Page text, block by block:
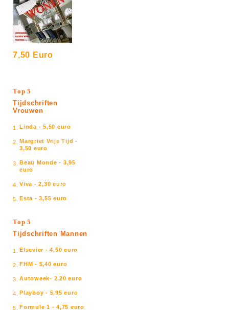
7,50 Euro
Top 5
Tijdschriften
Vrouwen
1. Linda - 5,50 euro
2. Margriet Vrije Tijd -
3,50 euro
3. Beau Monde - 3,95
euro
4. Viva - 2,30 euro
5. Esta - 3,55 euro
Top 5
Tijdschriften Mannen
1. Elsevier - 4,50 euro
2. FHM - 5,40 euro
3. Autoweek- 2,20 euro
4. Playboy - 5,95 euro
5. Formule 1 - 4,75 euro